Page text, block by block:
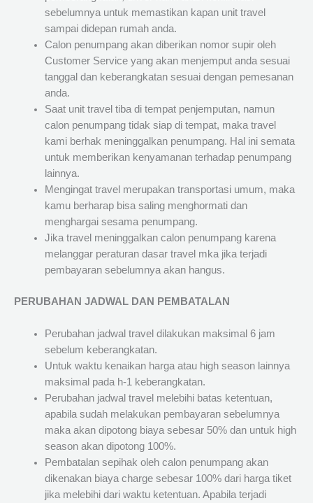
sebelumnya untuk memastikan kapan unit travel
sampai didepan rumah anda.
Calon penumpang akan diberikan nomor supir oleh
Customer Service yang akan menjemput anda sesuai
tanggal dan keberangkatan sesuai dengan pemesanan
anda.
Saat unit travel tiba di tempat penjemputan, namun
calon penumpang tidak siap di tempat, maka travel
kami berhak meninggalkan penumpang. Hal ini semata
untuk memberikan kenyamanan terhadap penumpang
lainnya.
Mengingat travel merupakan transportasi umum, maka
kamu berharap bisa saling menghormati dan
menghargai sesama penumpang.
Jika travel meninggalkan calon penumpang karena
melanggar peraturan dasar travel mka jika terjadi
pembayaran sebelumnya akan hangus.
PERUBAHAN JADWAL DAN PEMBATALAN
Perubahan jadwal travel dilakukan maksimal 6 jam
sebelum keberangkatan.
Untuk waktu kenaikan harga atau high season lainnya
maksimal pada h-1 keberangkatan.
Perubahan jadwal travel melebihi batas ketentuan,
apabila sudah melakukan pembayaran sebelumnya
maka akan dipotong biaya sebesar 50% dan untuk high
season akan dipotong 100%.
Pembatalan sepihak oleh calon penumpang akan
dikenakan biaya charge sebesar 100% dari harga tiket
jika melebihi dari waktu ketentuan. Apabila terjadi